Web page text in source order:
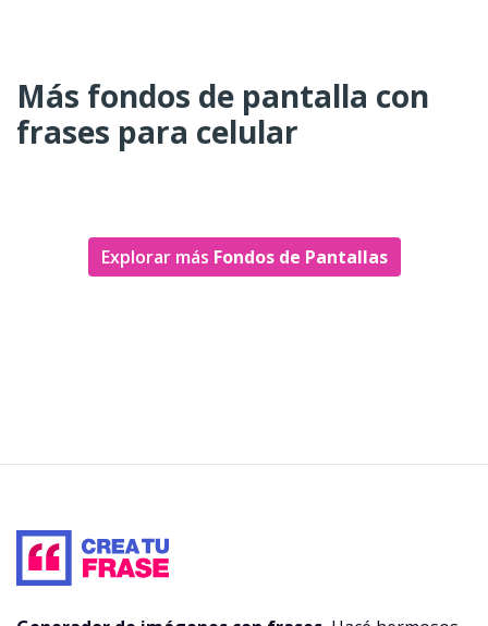
Más fondos de pantalla con
frases para celular
Explorar más Fondos de Pantallas